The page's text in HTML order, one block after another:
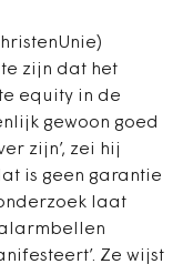
zijn dat het
equity in de
gewoon goed
zijn’, zei hij
is geen garantie
laat
Ze wijst